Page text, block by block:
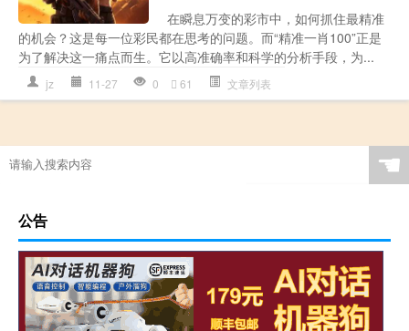
在瞬息万变的彩市中，如何抓住最精准
的机会？这是每一位彩民都在思考的问题。而“精准一肖100”正是
为了解决这一痛点而生。它以高准确率和科学的分析手段，为...
jz 11-27 0 61 文章列表
☚
公告